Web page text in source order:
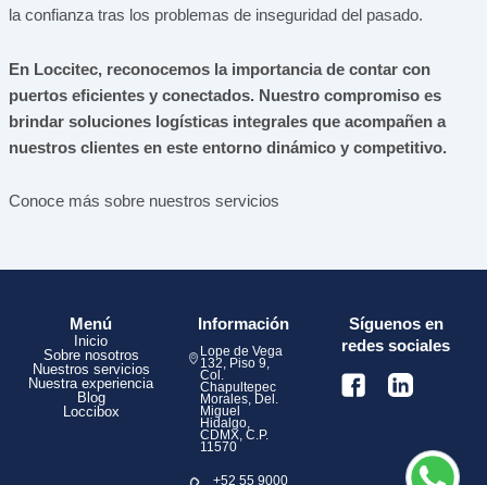
la confianza tras los problemas de inseguridad del pasado.
En Loccitec, reconocemos la importancia de contar con
puertos eficientes y conectados. Nuestro compromiso es
brindar soluciones logísticas integrales que acompañen a
nuestros clientes en este entorno dinámico y competitivo.
Conoce más sobre nuestros servicios
Menú
Inicio
Sobre nosotros
Nuestros servicios
Nuestra experiencia
Blog
Loccibox
Información
Lope de Vega
132, Piso 9,
Col.
Chapultepec
Morales, Del.
Miguel
Hidalgo,
CDMX, C.P.
11570
+52 55 9000
Síguenos en
redes sociales